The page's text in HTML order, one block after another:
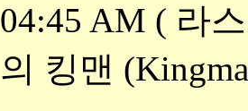
04:45 AM ( 라
의 킹맨